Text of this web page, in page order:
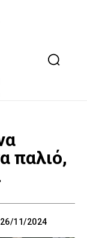
παλιό,
26/11/2024